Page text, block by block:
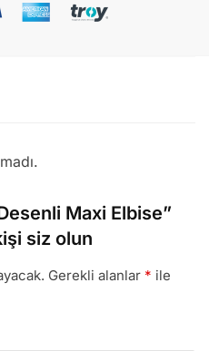
Maxi Elbise”
siz olun
Gerekli alanlar * ile